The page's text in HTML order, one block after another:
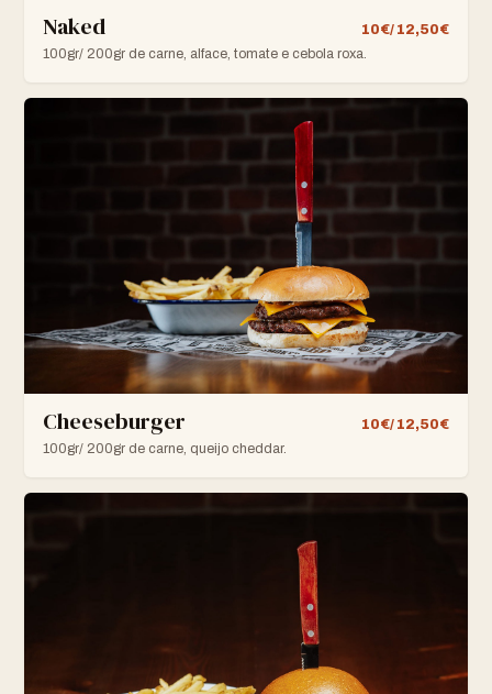
Naked
10€/ 12,50€
100gr/ 200gr de carne, alface, tomate e cebola roxa.
Cheeseburger
10€/ 12,50€
100gr/ 200gr de carne, queijo cheddar.